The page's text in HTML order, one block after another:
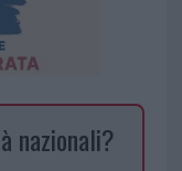
nazionali?